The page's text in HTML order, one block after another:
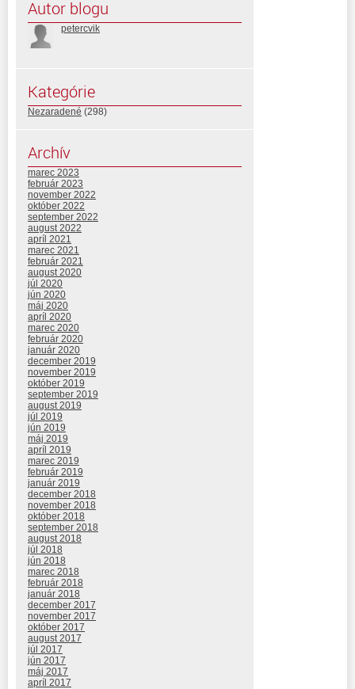
Autor blogu
petercvik
Kategórie
Nezaradené (298)
Archív
marec 2023
február 2023
november 2022
október 2022
september 2022
august 2022
apríl 2021
marec 2021
február 2021
august 2020
júl 2020
jún 2020
máj 2020
apríl 2020
marec 2020
február 2020
január 2020
december 2019
november 2019
október 2019
september 2019
august 2019
júl 2019
jún 2019
máj 2019
apríl 2019
marec 2019
február 2019
január 2019
december 2018
november 2018
október 2018
september 2018
august 2018
júl 2018
jún 2018
marec 2018
február 2018
január 2018
december 2017
november 2017
október 2017
august 2017
júl 2017
jún 2017
máj 2017
apríl 2017